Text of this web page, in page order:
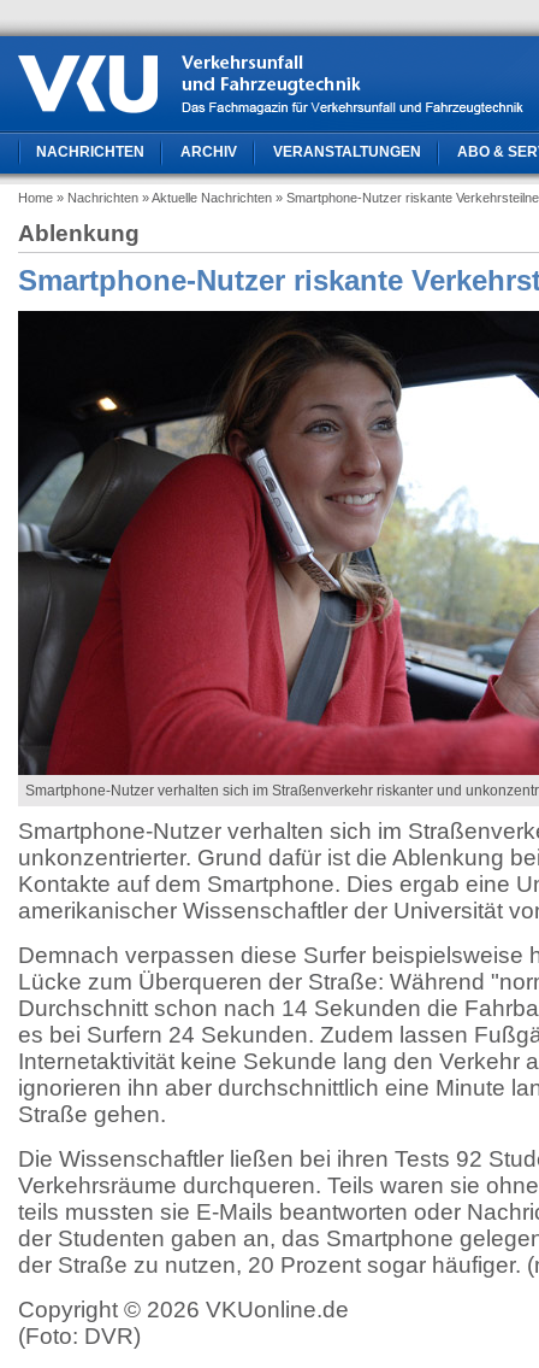
NACHRICHTEN ARCHIV VERANSTALTUNGEN ABO &
Home » Nachrichten » Aktuelle Nachrichten » Smartphone-Nutzer riskante
Ablenkung
Smartphone-Nutzer riskante
Smartphone-Nutzer verhalten sich im Straßenverkehr riskanter und
Smartphone-Nutzer verhalten sich im
unkonzentrierter. Grund dafür ist die Ablenkung
Kontakte auf dem Smartphone. Dies ergab eine
amerikanischer Wissenschaftler der Universität
Demnach verpassen diese Surfer beispielsweise
Lücke zum Überqueren der Straße: Während
Durchschnitt schon nach 14 Sekunden die
es bei Surfern 24 Sekunden. Zudem lassen
Internetaktivität keine Sekunde lang den Verkehr
ignorieren ihn aber durchschnittlich eine Minute
Straße gehen.
Die Wissenschaftler ließen bei ihren Tests 92
Verkehrsräume durchqueren. Teils waren sie
teils mussten sie E-Mails beantworten oder
der Studenten gaben an, das Smartphone
der Straße zu nutzen, 20 Prozent sogar häufiger.
Copyright © 2026 VKUonline.de
(Foto: DVR)